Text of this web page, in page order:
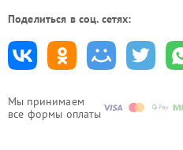
Мы принимаем
все формы оплаты
Поделиться в соц. сетях: